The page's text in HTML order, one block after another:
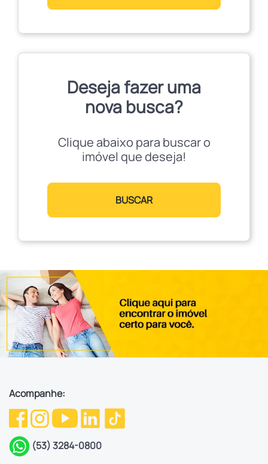
Deseja fazer uma
nova busca?
Clique abaixo para buscar o
imóvel que deseja!
BUSCAR
Acompanhe:
(53) 3284-0800